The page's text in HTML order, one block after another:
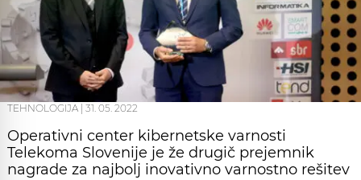
TEHNOLOGIJA 31. 05. 2022
Operativni center kibernetske varnosti
Telekoma Slovenije je že drugič prejemnik
nagrade za najbolj inovativno varnostno rešitev